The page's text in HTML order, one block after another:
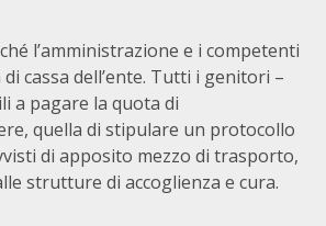
l’amministrazione e i competenti
cassa dell’ente. Tutti i genitori –
a pagare la quota di
quella di stipulare un protocollo
di apposito mezzo di trasporto,
strutture di accoglienza e cura.